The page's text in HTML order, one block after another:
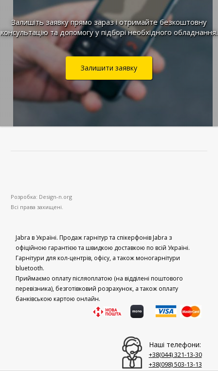
Залишіть заявку прямо зараз і отримайте безкоштовну
консультацію та допомогу у підборі необхідного обладнання.
Залишити заявку
Розробка: Design-n.org
Всі права захищені.
Jabra в Україні. Продаж гарнітур та спікерфонів Jabra з
офіційною гарантією та швидкою доставкою по всій Україні.
Гарнітури для кол-центрів, офісу, а також моногарнітури
bluetooth.
Приймаємо оплату післяоплатою (на відділені поштового
перевізника), безготівковий розрахунок, а також оплату
банківською картою онлайн.
Наші телефони:
+38(044)‎ 321-13-30
+38(098)‎ 503-13-13